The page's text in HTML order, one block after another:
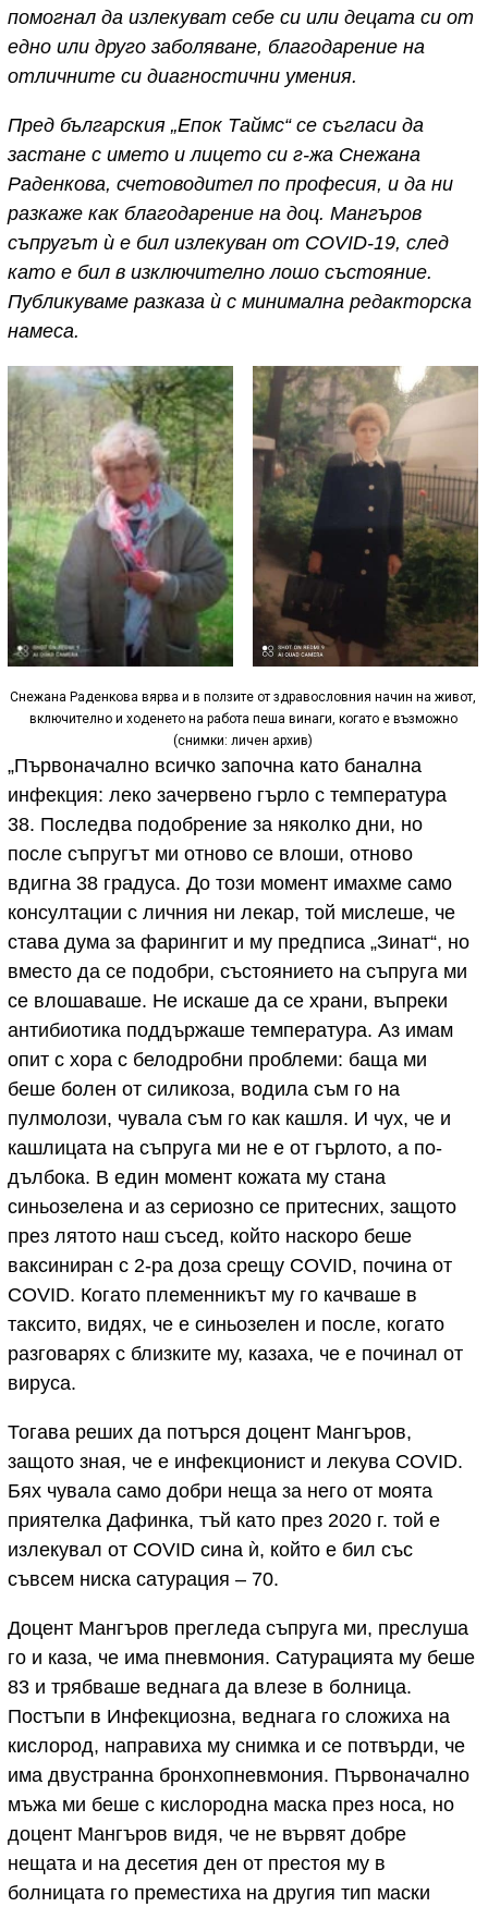
помогнал да излекуват себе си или децата си от
едно или друго заболяване, благодарение на
отличните си диагностични умения.
Пред българския „Епок Таймс“ се съгласи да
застане с името и лицето си г-жа Снежана
Раденкова, счетоводител по професия, и да ни
разкаже как благодарение на доц. Мангъров
съпругът ѝ е бил излекуван от COVID-19, след
като е бил в изключително лошо състояние.
Публикуваме разказа ѝ с минимална редакторска
намеса.
Снежана Раденкова вярва и в ползите от здравословния начин на живот,
включително и ходенето на работа пеша винаги, когато е възможно
(снимки: личен архив)
„Първоначално всичко започна като банална
инфекция: леко зачервено гърло с температура
38. Последва подобрение за няколко дни, но
после съпругът ми отново се влоши, отново
вдигна 38 градуса. До този момент имахме само
консултации с личния ни лекар, той мислеше, че
става дума за фарингит и му предписа „Зинат“, но
вместо да се подобри, състоянието на съпруга ми
се влошаваше. Не искаше да се храни, въпреки
антибиотика поддържаше температура. Аз имам
опит с хора с белодробни проблеми: баща ми
беше болен от силикоза, водила съм го на
пулмолози, чувала съм го как кашля. И чух, че и
кашлицата на съпруга ми не е от гърлото, а по-
дълбока. В един момент кожата му стана
синьозелена и аз сериозно се притесних, защото
през лятото наш съсед, който наскоро беше
ваксиниран с 2-ра доза срещу COVID, почина от
COVID. Когато племенникът му го качваше в
таксито, видях, че е синьозелен и после, когато
разговарях с близките му, казаха, че е починал от
вируса.
Тогава реших да потърся доцент Мангъров,
защото зная, че е инфекционист и лекува COVID.
Бях чувала само добри неща за него от моята
приятелка Дафинка, тъй като през 2020 г. той е
излекувал от COVID сина ѝ, който е бил със
съвсем ниска сатурация – 70.
Доцент Мангъров прегледа съпруга ми, преслуша
го и каза, че има пневмония. Сатурацията му беше
83 и трябваше веднага да влезе в болница.
Постъпи в Инфекциозна, веднага го сложиха на
кислород, направиха му снимка и се потвърди, че
има двустранна бронхопневмония. Първоначално
мъжа ми беше с кислородна маска през носа, но
доцент Мангъров видя, че не вървят добре
нещата и на десетия ден от престоя му в
болницата го преместиха на другия тип маски